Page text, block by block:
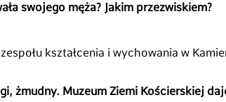
swojego męża? Jakim przezwiskiem?
kształcenia i wychowania w
żmudny. Muzeum Ziemi Kościerskiej